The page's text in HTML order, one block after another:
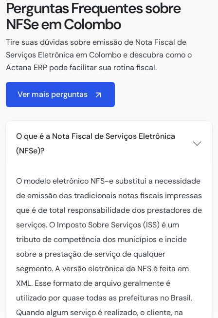
Perguntas Frequentes sobre
NFSe em Colombo
Tire suas dúvidas sobre emissão de Nota Fiscal de
Serviços Eletrônica em Colombo e descubra como o
Actana ERP pode facilitar sua rotina fiscal.
Ver mais perguntas
O que é a Nota Fiscal de Serviços Eletrônica
(NFSe)?
O modelo eletrônico NFS-e substitui a necessidade
de emissão das tradicionais notas fiscais impressas
que é de total responsabilidade dos prestadores de
serviços. O Imposto Sobre Serviços (ISS) é um
tributo de competência dos municípios e incide
sobre a prestação de serviço de qualquer
segmento. A versão eletrônica da NFS é feita em
XML. Esse formato de arquivo geralmente é
utilizado por quase todas as prefeituras no Brasil.
Quando algum serviço é realizado, o cliente, na